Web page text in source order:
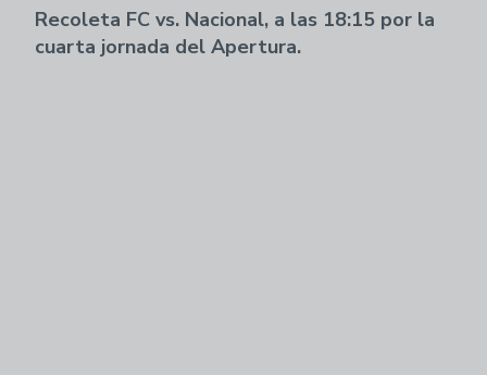
Recoleta FC vs. Nacional, a las 18:15 por la
cuarta jornada del Apertura.